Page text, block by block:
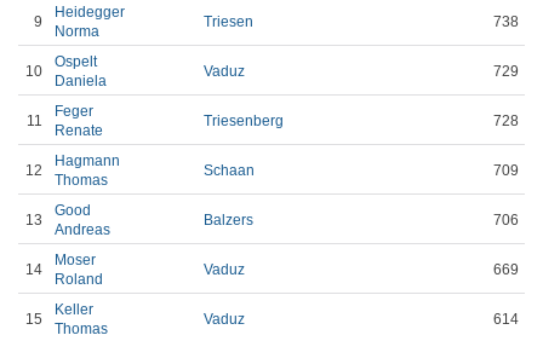
9
Heidegger
Norma
Triesen 738
10
Ospelt
Daniela
Vaduz 729
11
Feger
Renate
Triesenberg 728
12
Hagmann
Thomas
Schaan 709
13
Good
Andreas
Balzers 706
14
Moser
Roland
Vaduz 669
15
Keller
Thomas
Vaduz 614